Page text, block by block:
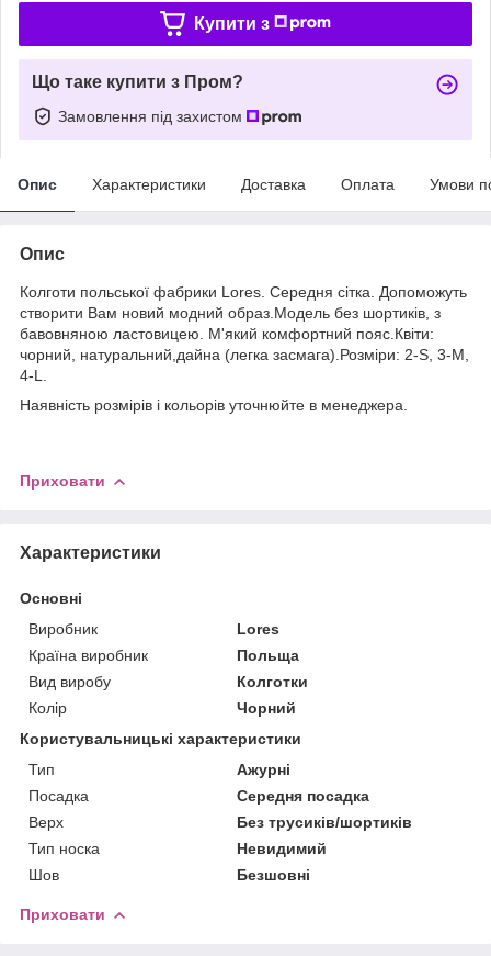
Купити з
Що таке купити з Пром?
Замовлення під захистом
Опис Характеристики Доставка Оплата Умови
Опис
Колготи польської фабрики Lores. Середня сітка. Допоможуть
створити Вам новий модний образ.Модель без шортиків, з
бавовняною ластовицею. М'який комфортний пояс.Квіти:
чорний, натуральний,дайна (легка засмага).Розміри: 2-S, 3-M,
4-L.
Наявність розмірів і кольорів уточнюйте в менеджера.
Приховати
Характеристики
Основні
Виробник
Lores
Країна виробник
Польща
Вид виробу
Колготки
Колір
Чорний
Користувальницькі характеристики
Тип
Ажурні
Посадка
Середня посадка
Верх
Без трусиків/шортиків
Тип носка
Невидимий
Шов
Безшовні
Приховати